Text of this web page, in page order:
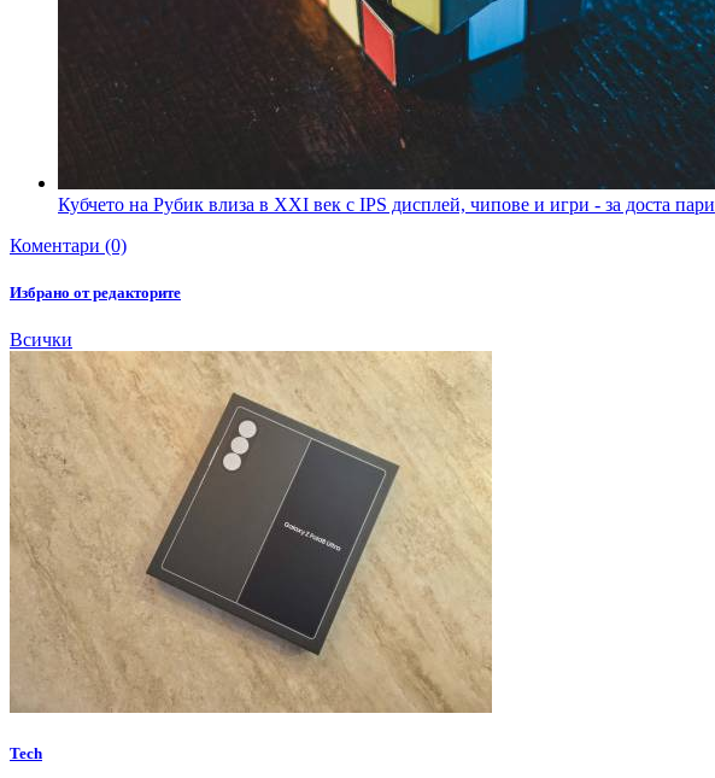
Кубчето на Рубик влиза в XXI век с IPS дисплей, чипове и игри - за доста пари
Коментари (0)
Избрано от редакторите
Всички
Tech